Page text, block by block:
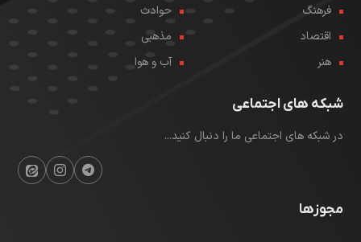
فرهنگ
حوادث
اقتصاد
مذهبی
هنر
آب و هوا
شبکه های اجتماعی
در شبکه های اجتماعی ما را دنبال کنید...
مجوزها